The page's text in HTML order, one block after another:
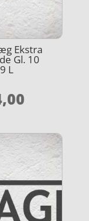
Ekstra
Gl. 10
L